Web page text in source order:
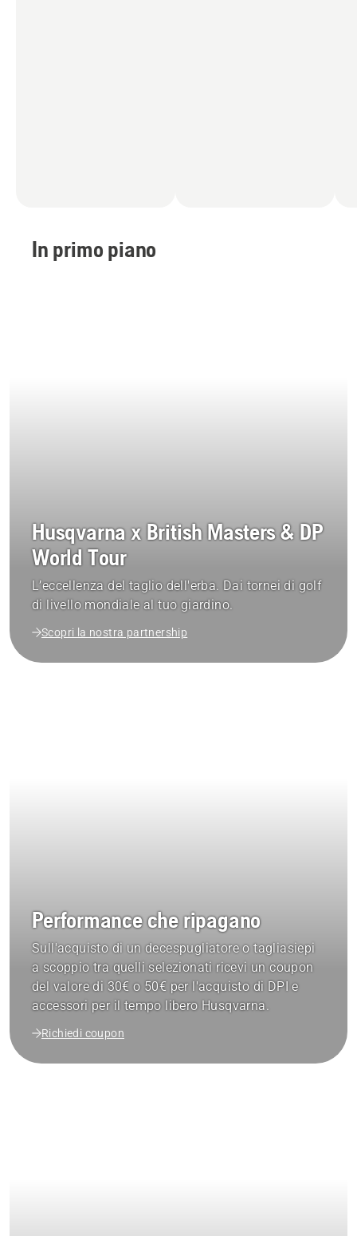
In primo piano
Husqvarna x British Masters & DP
World Tour
L’eccellenza del taglio dell'erba. Dai tornei di golf
di livello mondiale al tuo giardino.
Scopri la nostra partnership
Performance che ripagano
Sull'acquisto di un decespugliatore o tagliasiepi
a scoppio tra quelli selezionati ricevi un coupon
del valore di 30€ o 50€ per l'acquisto di DPI e
accessori per il tempo libero Husqvarna.
Richiedi coupon